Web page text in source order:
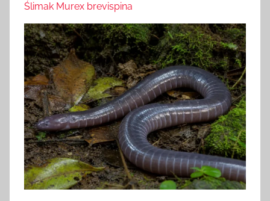
Ślimak Murex brevispina